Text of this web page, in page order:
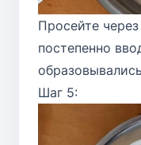
Просейте
постепенно
Шаг 5: